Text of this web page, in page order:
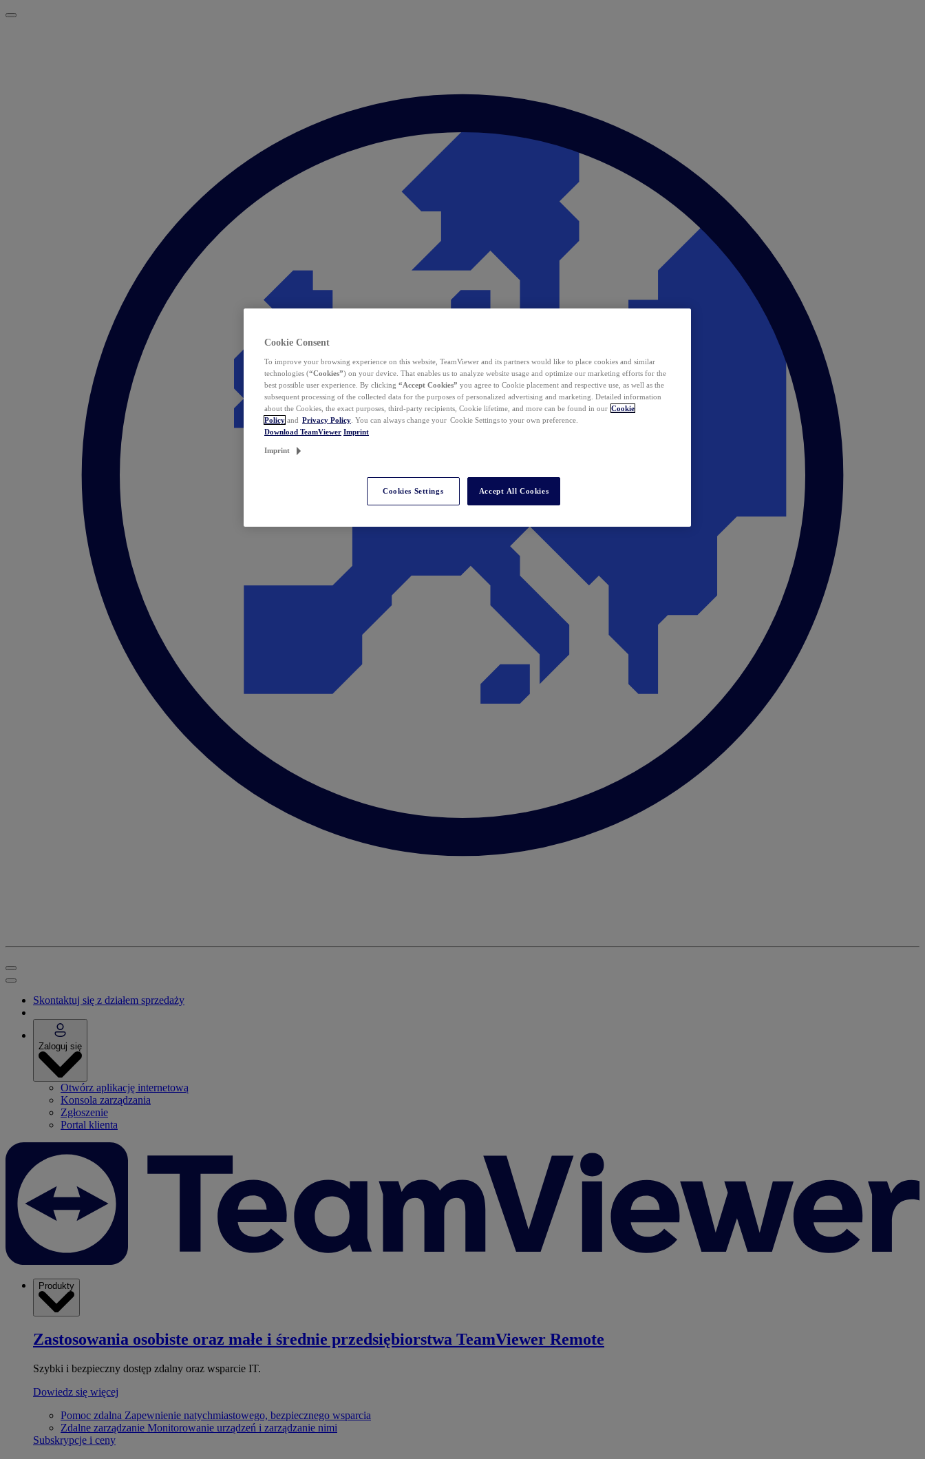
Skontaktuj się z działem sprzedaży
Zaloguj się
Otwórz aplikację internetową
Konsola zarządzania
Zgłoszenie
Portal klienta
Produkty
Zastosowania osobiste oraz małe i średnie przedsiębiorstwa TeamViewer Remote
Szybki i bezpieczny dostęp zdalny oraz wsparcie IT.
Dowiedz się więcej
Pomoc zdalna Zapewnienie natychmiastowego, bezpiecznego wsparcia
Zdalne zarządzanie Monitorowanie urządzeń i zarządzanie nimi
Subskrypcje i ceny
Cookie Consent
To improve your browsing experience on this website, TeamViewer and its partners would like to place cookies and similar
technologies (“Cookies”) on your device. That enables us to analyze website usage and optimize our marketing efforts for the
best possible user experience. By clicking “Accept Cookies” you agree to Cookie placement and respective use, as well as the
subsequent processing of the collected data for the purposes of personalized advertising and marketing. Detailed information
about the Cookies, the exact purposes, third-party recipients, Cookie lifetime, and more can be found in our Cookie
Policy and Privacy Policy . You can always change your Cookie Settings to your own preference.
Download TeamViewer Imprint
Imprint
Cookies Settings Accept All Cookies